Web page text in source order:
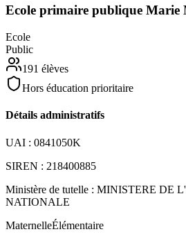
Ecole primaire publique Marie
Ecole
Public
191 élèves
Hors éducation prioritaire
Détails administratifs
UAI : 0841050K
SIREN : 218400885
Ministère de tutelle : MINISTERE DE
NATIONALE
MaternelleÉlémentaire